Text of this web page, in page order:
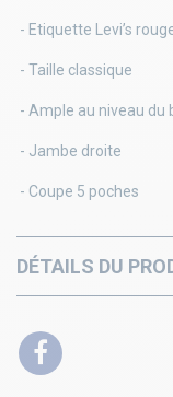
- Etiquette Levi’s
- Taille classique
- Ample au niveau du
- Jambe droite
- Coupe 5 poches
DÉTAILS DU